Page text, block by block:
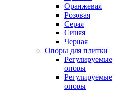
Оранжевая
Розовая
Серая
Синяя
Черная
Опоры для плитки
Регулируемые
опоры
Регулируемые
опоры